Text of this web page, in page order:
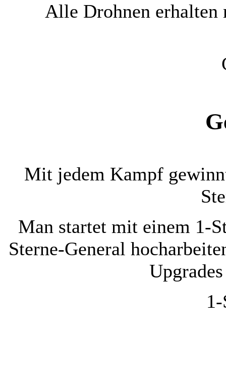
Alle Drohnen erhalten
Mit jedem Kampf
Man startet mit einem 1-
Sterne-General